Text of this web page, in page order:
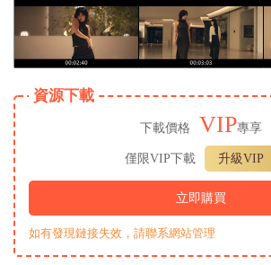
資源下載
下載價格 VIP專享
僅限VIP下載 升級VIP
立即購買
如有發現鏈接失效，請聯系網站管理